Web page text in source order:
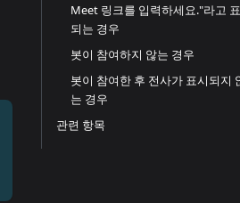
Meet 링크를 입력하세요."라고
되는 경우
봇이 참여하지 않는 경우
봇이 참여한 후 전사가 표시되지
는 경우
관련 항목